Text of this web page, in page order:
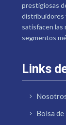
prestigiosas
distribuidores
satisfacen las
segmentos
Links
Bolsa